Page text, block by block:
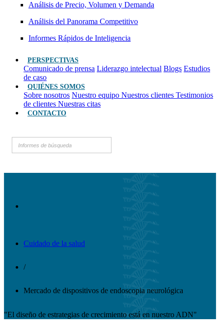
Análisis de Precio, Volumen y Demanda
Análisis del Panorama Competitivo
Informes Rápidos de Inteligencia
PERSPECTIVAS
Comunicado de prensa Liderazgo intelectual Blogs Estudios
de caso
QUIÉNES SOMOS
Sobre nosotros Nuestro equipo Nuestros clientes Testimonios
de clientes Nuestras citas
CONTACTO
Cuidado de la salud
/
Mercado de dispositivos de endoscopia neurológica
"El diseño de estrategias de crecimiento está en nuestro ADN"